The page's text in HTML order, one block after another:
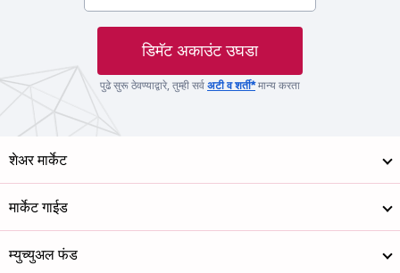
डिमॅट अकाउंट उघडा
पुढे सुरू ठेवण्याद्वारे, तुम्ही सर्व अटी व शर्ती*मान्य करता
शेअर मार्केट
मार्केट गाईड
म्युच्युअल फंड